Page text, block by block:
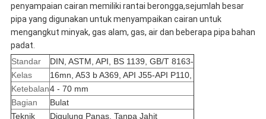
penyampaian cairan memiliki rantai berongga,sejumlah besar
pipa yang digunakan untuk menyampaikan cairan untuk
mengangkut minyak, gas alam, gas, air dan beberapa pipa bahan
padat.
Standar
DIN, ASTM, API, BS 1139, GB/T 8163-
Kelas
16mn, A53 b A369, API J55-API P110,
Ketebalan4 - 70 mm
Bagian
Bulat
Teknik
Digulung Panas, Tanpa Jahit